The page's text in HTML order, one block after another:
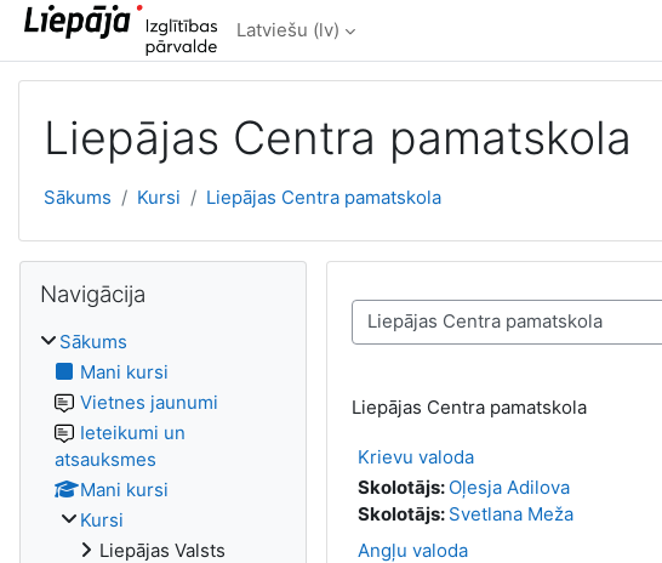
Atvērt galveno saturu
Latviešu ‎(lv)‎
Liepājas Centra pamatskola
Sākums Kursi Liepājas Centra pamatskola
Kursu kategorijas
Liepājas Centra pamatskola
Krievu valoda
Skolotājs: Oļesja Adilova
Skolotājs: Svetlana Meža
Angļu valoda
Navigācija
Sākums
Mani kursi
Vietnes jaunumi
Ieteikumi un
atsauksmes
Mani kursi
Kursi
Liepājas Valsts